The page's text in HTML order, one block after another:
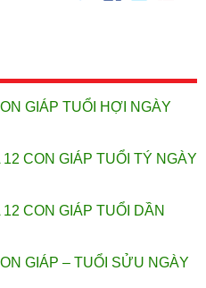
GIÁP TUỔI HỢI NGÀY
CON GIÁP TUỔI TÝ NGÀY
CON GIÁP TUỔI DẦN
GIÁP – TUỔI SỬU NGÀY